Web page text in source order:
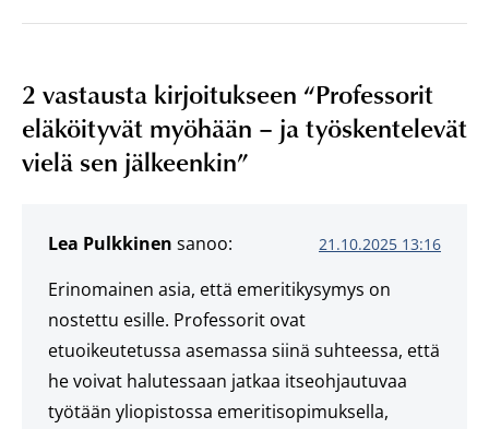
2 vastausta kirjoitukseen “Professorit
eläköityvät myöhään – ja työskentelevät
vielä sen jälkeenkin”
Lea Pulkkinen sanoo: 21.10.2025 13:16
Erinomainen asia, että emeritikysymys on
nostettu esille. Professorit ovat
etuoikeutetussa asemassa siinä suhteessa, että
he voivat halutessaan jatkaa itseohjautuvaa
työtään yliopistossa emeritisopimuksella,